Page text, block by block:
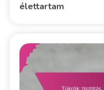
élettartam